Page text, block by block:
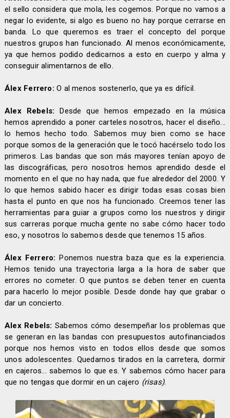
el sello considera que mola, les cogemos. Porque no vamos a
negar lo evidente, si algo es bueno no hay porque cerrarse en
banda. Lo que queremos es traer el concepto del porque
nuestros grupos han funcionado. Al menos económicamente,
ya que hemos podido dedicarnos a esto en cuerpo y alma y
conseguir alimentarnos de ello.
Álex Ferrero: O al menos sostenerlo, que ya es difícil.
Alex Rebels: Desde que hemos empezado en la música
hemos aprendido a poner carteles nosotros, hacer el diseño...
lo hemos hecho todo. Sabemos muy bien como se hace
porque somos de la generación que le tocó hacérselo todo los
primeros. Las bandas que son más mayores tenían apoyo de
las discográficas, pero nosotros hemos aprendido desde el
momento en el que no hay nada, que fue alrededor del 2000. Y
lo que hemos sabido hacer es dirigir todas esas cosas bien
hasta el punto en que nos ha funcionado. Creemos tener las
herramientas para guiar a grupos como los nuestros y dirigir
sus carreras porque mucha gente no sabe cómo hacer todo
eso, y nosotros lo sabemos desde que tenemos 15 años.
Álex Ferrero: Ponemos nuestra baza que es la experiencia.
Hemos tenido una trayectoria larga a la hora de saber que
errores no cometer. O que puntos se deben tener en cuenta
para hacerlo lo mejor posible. Desde donde hay que grabar o
dar un concierto.
Alex Rebels: Sabemos cómo desempeñar los problemas que
se generan en las bandas con presupuestos autofinanciados
porque nos hemos visto en todos ellos desde que somos
unos adolescentes. Quedarnos tirados en la carretera, dormir
en cajeros... sabemos lo que es. Y sabemos cómo hacer para
que no tengas que dormir en un cajero (risas).